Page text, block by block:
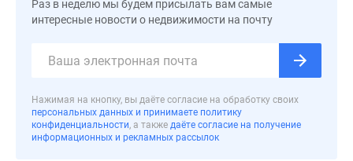
Раз в неделю мы будем присылать вам самые
интересные новости о недвижимости на почту
Нажимая на кнопку, вы даёте согласие на обработку своих
персональных данных и принимаете политику
конфиденциальности, а также даёте согласие на получение
информационных и рекламных рассылок